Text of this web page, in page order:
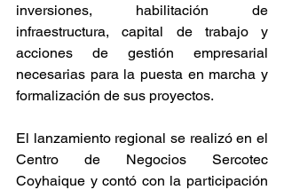
inversiones, habilitación de
infraestructura, capital de trabajo y
acciones de gestión empresarial
necesarias para la puesta en marcha y
formalización de sus proyectos.
El lanzamiento regional se realizó en el
Centro de Negocios Sercotec
Coyhaique y contó con la participación